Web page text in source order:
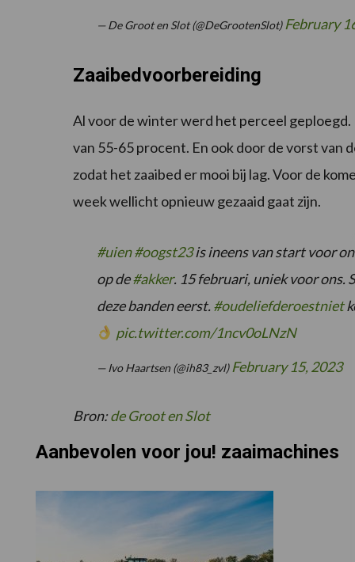
— De Groot en Slot (@DeGrootenSlot) February
Zaaibedvoorbereiding
Al voor de winter werd het perceel
van 55-65 procent. En ook door de vorst van
zodat het zaaibed er mooi bij lag. Voor de
week wellicht opnieuw gezaaid gaat zijn.
#uien#oogst23is ineens van start voor
op de#akker. 15 februari, uniek voor ons.
deze banden eerst.#oudeliefderoestniet
pic.twitter.com/1ncv0oLNzN
— Ivo Haartsen (@ih83_zvl) February 15, 2023
Bron:de Groot en Slot
Aanbevolen voor jou! zaaimachines